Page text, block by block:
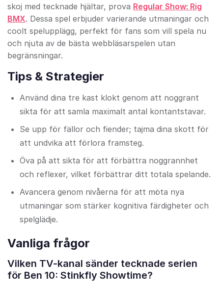
skoj med tecknade hjältar, prova Regular Show: Rig
BMX. Dessa spel erbjuder varierande utmaningar och
coolt spelupplägg, perfekt för fans som vill spela nu
och njuta av de bästa webbläsarspelen utan
begränsningar.
Tips & Strategier
Använd dina tre kast klokt genom att noggrant
sikta för att samla maximalt antal kontantstavar.
Se upp för fällor och fiender; tajma dina skott för
att undvika att förlora framsteg.
Öva på att sikta för att förbättra noggrannhet
och reflexer, vilket förbättrar ditt totala spelande.
Avancera genom nivåerna för att möta nya
utmaningar som stärker kognitiva färdigheter och
spelglädje.
Vanliga frågor
Vilken TV-kanal sänder tecknade serien
för Ben 10: Stinkfly Showtime?